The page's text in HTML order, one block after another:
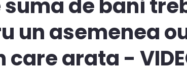
de bani
un asemenea
arata -